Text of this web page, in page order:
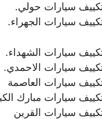
سيارات حولي.
سيارات الجهراء.
سيارات الشهداء.
سيارات الاحمدي.
سيارات العاصمة
سيارات مبارك
سيارات القرين